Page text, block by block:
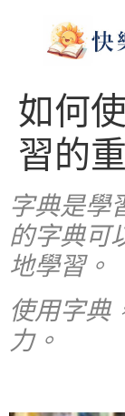
如何
習的
字典是學
的字典可
地學習。
使用字典
力。